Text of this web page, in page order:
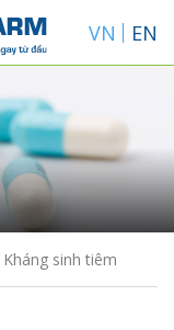
VN EN
Kháng sinh tiêm